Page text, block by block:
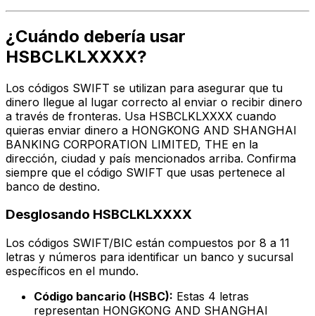
¿Cuándo debería usar
HSBCLKLXXXX?
Los códigos SWIFT se utilizan para asegurar que tu
dinero llegue al lugar correcto al enviar o recibir dinero
a través de fronteras. Usa HSBCLKLXXXX cuando
quieras enviar dinero a HONGKONG AND SHANGHAI
BANKING CORPORATION LIMITED, THE en la
dirección, ciudad y país mencionados arriba. Confirma
siempre que el código SWIFT que usas pertenece al
banco de destino.
Desglosando HSBCLKLXXXX
Los códigos SWIFT/BIC están compuestos por 8 a 11
letras y números para identificar un banco y sucursal
específicos en el mundo.
Código bancario (HSBC): Estas 4 letras
representan HONGKONG AND SHANGHAI